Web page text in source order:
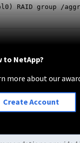
RAID
to NetApp?
more about our
Create Account